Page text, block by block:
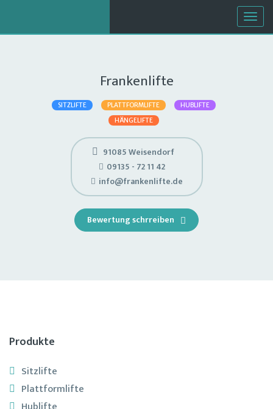
Frankenlifte
SITZLIFTE PLATTFORMLIFTE
HUBLIFTE
HÄNGELIFTE
91085 Weisendorf
09135 - 72 11 42
info@frankenlifte.de
Bewertung schrreiben
Produkte
Sitzlifte
Plattformlifte